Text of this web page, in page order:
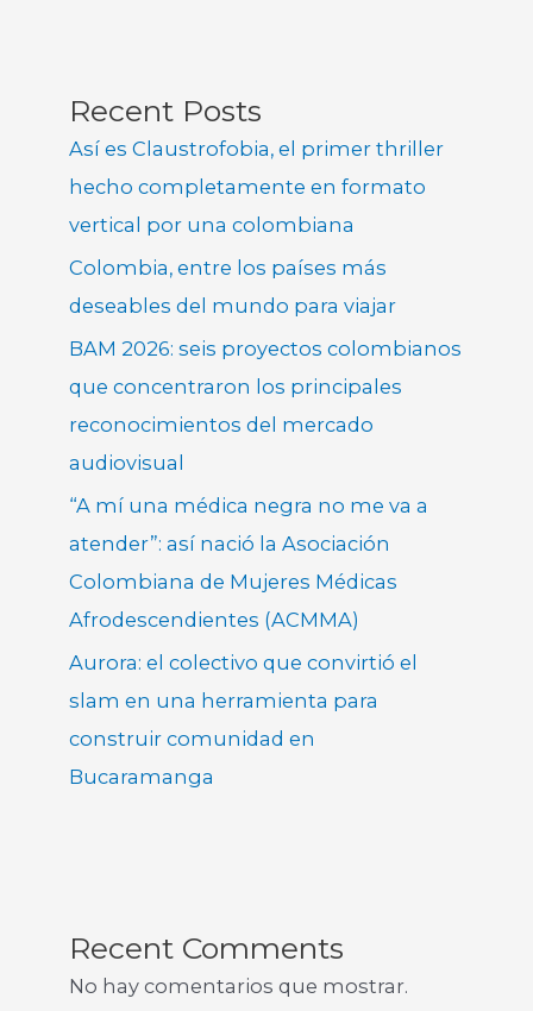
Recent Posts
Así es Claustrofobia, el primer thriller
hecho completamente en formato
vertical por una colombiana
Colombia, entre los países más
deseables del mundo para viajar
BAM 2026: seis proyectos colombianos
que concentraron los principales
reconocimientos del mercado
audiovisual
“A mí una médica negra no me va a
atender”: así nació la Asociación
Colombiana de Mujeres Médicas
Afrodescendientes (ACMMA)
Aurora: el colectivo que convirtió el
slam en una herramienta para
construir comunidad en
Bucaramanga
Recent Comments
No hay comentarios que mostrar.